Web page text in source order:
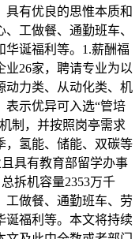
具有优良的思惟本质和
工做餐、通勤班车、
华诞福利等。1.薪酬福
26家，聘请专业为以
动力类、从动化类、机
表示优异可入选“管培
制，并按照岗亭需求
，氢能、储能、双碳等
具有教育部留学办事
拆机容量2353万千
工做餐、通勤班车、劳
诞福利等。本文将持续